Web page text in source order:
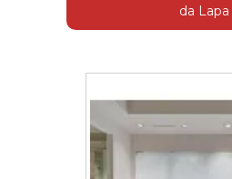
da Lapa